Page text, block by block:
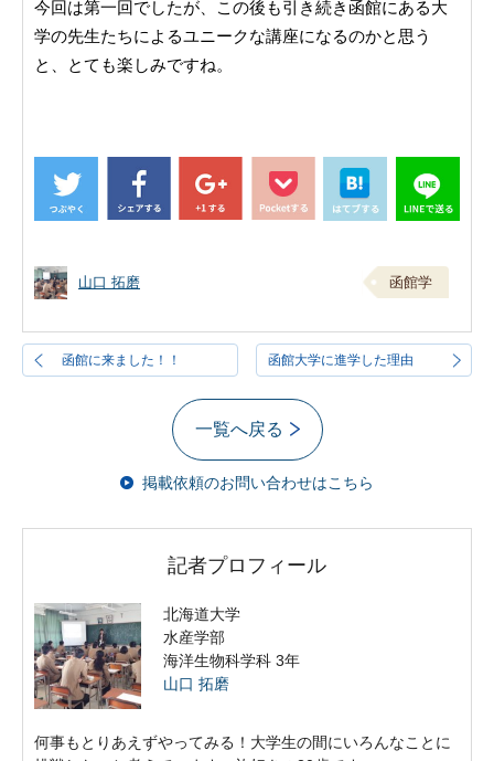
今回は第一回でしたが、
この後も引き続き函館にある大
学の先生たちによるユニークな講座になるのかと思う
と、とても楽しみですね。
山口 拓磨 函館学
函館に来ました！！ 函館大学に進学した理由
一覧へ戻る
掲載依頼のお問い合わせはこちら
記者プロフィール
北海道大学
水産学部
海洋生物科学科 3年
山口 拓磨
何事もとりあえずやってみる！大学生の間にいろんなことに